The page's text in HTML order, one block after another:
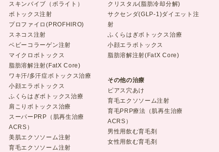
スキンバイブ（ボライト）
ボトックス注射
プロファイロ(PROFHIRO)
スネコス注射
ベビーコラーゲン注射
マイクロボトックス
脂肪溶解注射(FatX Core)
ワキ汗/多汗症ボトックス治療
小顔エラボトックス
ふくらはぎボトックス治療
肩こりボトックス治療
スーパーPRP（肌再生治療
ACRS）
美肌エクソソーム注射
育毛エクソソーム注射
クリスタル(脂肪冷却分解)
サクセンダ(GLP-1)ダイエット注
射
ふくらはぎボトックス治療
小顔エラボトックス
脂肪溶解注射(FatX Core)
その他の治療
ピアス穴あけ
育毛エクソソーム注射
育毛PRP療法（肌再生治療
ACRS）
男性用飲む育毛剤
女性用飲む育毛剤